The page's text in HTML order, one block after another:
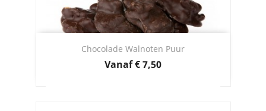
Chocolade Walnoten Puur
VanafPrijs
€ 7,50